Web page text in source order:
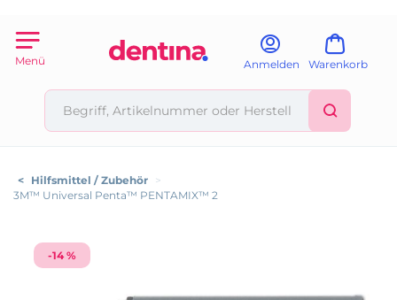
Menü Anmelden Warenkorb
< Hilfsmittel / Zubehör >
3M™ Universal Penta™ PENTAMIX™ 2
-14 %